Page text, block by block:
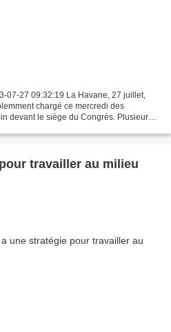
07-27 09:32:19 La Havane, 27 juillet,
chargé ce mercredi des
devant le siège du Congrès. Plusieurs
travailler au milieu